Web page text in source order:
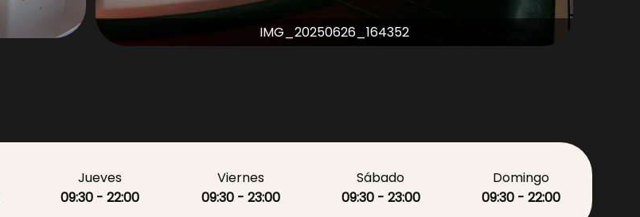
IMG_20250626_164352
Jueves
09:30 - 22:00
Viernes
09:30 - 23:00
Sábado
09:30 - 23:00
Domingo
09:30 - 22:00